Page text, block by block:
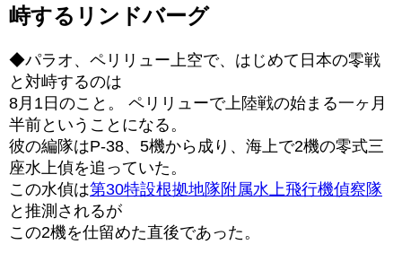
峙するリンドバーグ
◆パラオ、ペリリュー上空で、はじめて日本の零戦
と対峙するのは
8月1日のこと。 ペリリューで上陸戦の始まる一ヶ月
半前ということになる。
彼の編隊はP-38、5機から成り、海上で2機の零式三
座水上偵を追っていた。
この水偵は第30特設根拠地隊附属水上飛行機偵察隊
と推測されるが
この2機を仕留めた直後であった。